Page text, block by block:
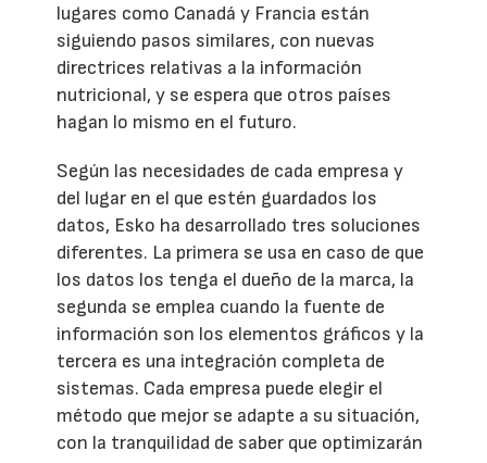
lugares como Canadá y Francia están
siguiendo pasos similares, con nuevas
directrices relativas a la información
nutricional, y se espera que otros países
hagan lo mismo en el futuro.
Según las necesidades de cada empresa y
del lugar en el que estén guardados los
datos, Esko ha desarrollado tres soluciones
diferentes. La primera se usa en caso de que
los datos los tenga el dueño de la marca, la
segunda se emplea cuando la fuente de
información son los elementos gráficos y la
tercera es una integración completa de
sistemas. Cada empresa puede elegir el
método que mejor se adapte a su situación,
con la tranquilidad de saber que optimizarán